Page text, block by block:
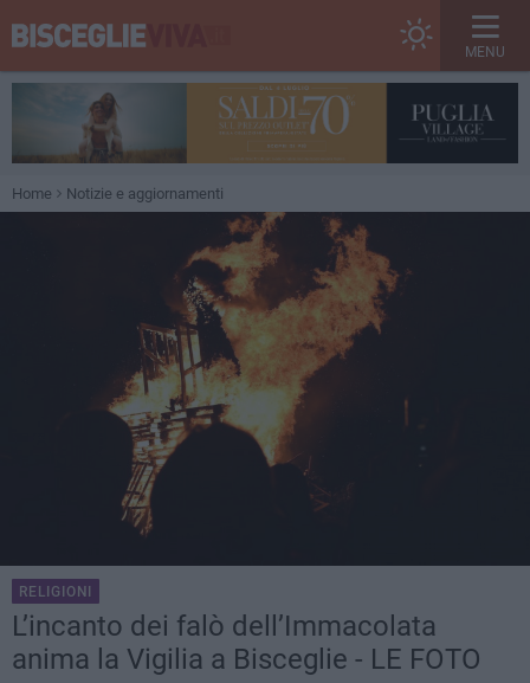
MENU
Home Notizie e aggiornamenti
RELIGIONI
L’incanto dei falò dell’Immacolata
anima la Vigilia a Bisceglie - LE FOTO